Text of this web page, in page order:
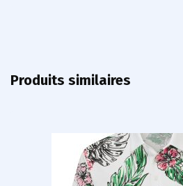
Produits similaires